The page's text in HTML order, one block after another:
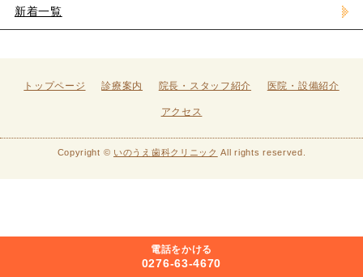
電話をかける
0276-63-4670
新着一覧
トップページ 診療案内 院長・スタッフ紹介 医院・設備紹介
アクセス
Copyright © いのうえ歯科クリニック All rights reserved.